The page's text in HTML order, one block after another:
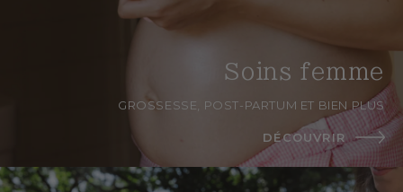
Soins femme
GROSSESSE, POST-PARTUM ET BIEN PLUS
DÉCOUVRIR